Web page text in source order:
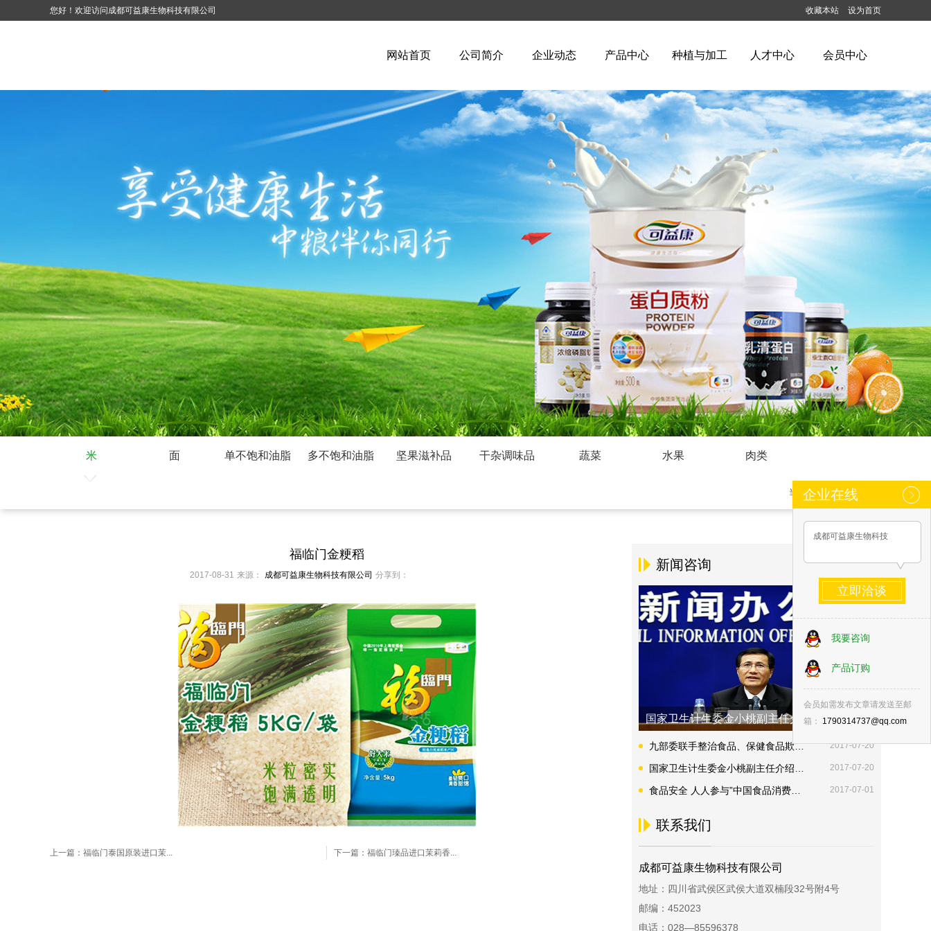
您好！欢迎访问成都可益康生物科技有限公司 收藏本站 设为首页
网站首页 公司简介 企业动态 产品中心 种植与加工 人才中心 会员中心
米 面 单不饱和油脂 多不饱和油脂 坚果滋补品 干杂调味品 蔬菜 水果 肉类
当前位置： 网站首页
福临门金粳稻
2017-08-31 来源： 成都可益康生物科技有限公司 分享到：
上一篇： 福临门泰国原装进口茉... 下一篇： 福临门瑧品进口茉莉香...
新闻咨询
食品安全 人人参与”中国食品消费者论...
九部委联手整治食品、保健食品欺诈和虚假宣传等违法行为 代言人要依法承担连带责任 2017-07-20
2017-07-20
2017-07-01
联系我们
成都可益康生物科技有限公司
地址：四川省武侯区武侯大道双楠段32号附4号
邮编：452023
电话：028—85596378
企业在线
成都可益康生物科技
立即洽谈
我要咨询
产品订购
会员如需发布文章请发送至邮
箱： 1790314737@qq.com